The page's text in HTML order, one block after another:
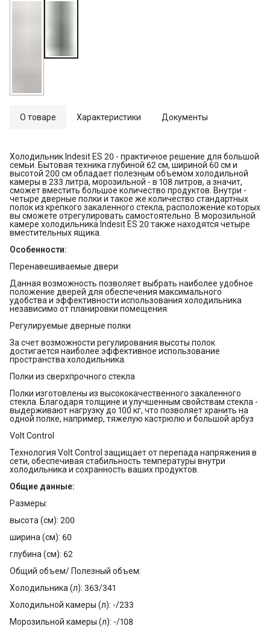
О товаре Характеристики Документы
Холодильник Indesit ES 20 - практичное решение для большой
семьи. Бытовая техника глубиной 62 см, шириной 60 см и
высотой 200 см обладает полезным объемом холодильной
камеры в 233 литра, морозильной - в 108 литров, а значит,
сможет вместить большое количество продуктов. Внутри -
четыре дверные полки и такое же количество стандартных
полок из крепкого закаленного стекла, расположение которых
вы сможете отрегулировать самостоятельно. В морозильной
камере холодильника Indesit ES 20 также находятся четыре
вместительных ящика.
Особенности:
Перенавешиваемые двери
Данная возможность позволяет выбрать наиболее удобное
положение дверей для обеспечения максимального
удобства и эффективности использования холодильника
независимо от планировки помещения.
Регулируемые дверные полки
За счет возможности регулирования высоты полок
достигается наиболее эффективное использование
пространства холодильника.
Полки из сверхпрочного стекла
Полки изготовлены из высококачественного закаленного
стекла. Благодаря толщине и улучшенным свойствам стекла -
выдерживают нагрузку до 100 кг, что позволяет хранить на
одной полке, например, тяжелую кастрюлю и большой арбуз
Volt Control
Технология Volt Control защищает от перепада напряжения в
сети, обеспечивая стабильность температуры внутри
холодильника и сохранность ваших продуктов.
Общие данные:
Размеры:
высота (см): 200
ширина (см): 60
глубина (см): 62
Общий объем/ Полезный объем:
Холодильника (л): 363/341
Холодильной камеры (л): -/233
Морозильной камеры (л): -/108